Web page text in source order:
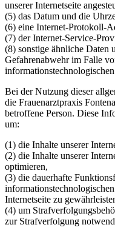
unserer Internetseite
(5) das Datum und die
(6) eine Internet-Protokoll-
(7) der Internet-Service-
(8) sonstige ähnliche Daten
Gefahrenabwehr im Falle
Bei der Nutzung dieser
die Frauenarztpraxis
betroffene Person. Diese
um:
(1) die Inhalte unserer
(2) die Inhalte unserer
optimieren,
(3) die dauerhafte
Internetseite zu
(4) um
zur Strafverfolgung